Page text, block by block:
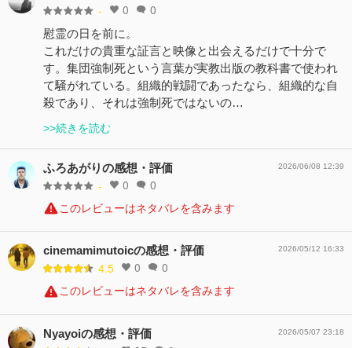
- 0 0
慰霊の日を前に。
これだけの貴重な証言と映像と出会えるだけで十分で
す。集団強制死という言葉が実教出版の教科書で使われ
て騒がれている。組織的戦闘であったなら、組織的な自
殺であり、それは強制死ではないの…
>>続きを読む
ふろあがりの感想・評価
- 0 0
2026/06/08 12:39
このレビューはネタバレを含みます
cinemamimutoicの感想・評価
4.5 0 0
2026/05/12 16:33
このレビューはネタバレを含みます
Nyayoiの感想・評価 2026/05/07 23:18